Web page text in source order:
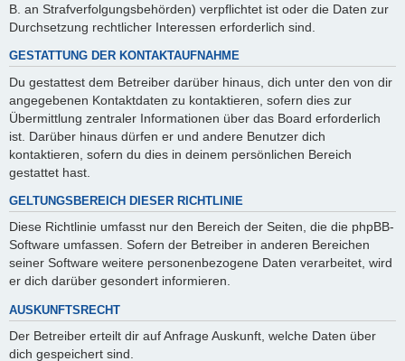
B. an Strafverfolgungsbehörden) verpflichtet ist oder die Daten zur
Durchsetzung rechtlicher Interessen erforderlich sind.
GESTATTUNG DER KONTAKTAUFNAHME
Du gestattest dem Betreiber darüber hinaus, dich unter den von dir
angegebenen Kontaktdaten zu kontaktieren, sofern dies zur
Übermittlung zentraler Informationen über das Board erforderlich
ist. Darüber hinaus dürfen er und andere Benutzer dich
kontaktieren, sofern du dies in deinem persönlichen Bereich
gestattet hast.
GELTUNGSBEREICH DIESER RICHTLINIE
Diese Richtlinie umfasst nur den Bereich der Seiten, die die phpBB-
Software umfassen. Sofern der Betreiber in anderen Bereichen
seiner Software weitere personenbezogene Daten verarbeitet, wird
er dich darüber gesondert informieren.
AUSKUNFTSRECHT
Der Betreiber erteilt dir auf Anfrage Auskunft, welche Daten über
dich gespeichert sind.